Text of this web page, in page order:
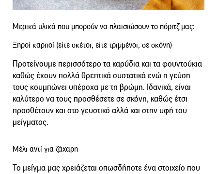
Μερικά υλικά που μπορούν να πλαισιώσουν το πόριτζ μας:
Ξηροί καρποί (είτε σκέτοι, είτε τριμμένοι, σε σκόνη)
Προτείνουμε περισσότερο τα καρύδια και τα φουντούκια
καθώς έχουν πολλά θρεπτικά συστατικά ενώ η γεύση
τους κουμπώνει υπέροχα με τη βρώμη. Ιδανικά, είναι
καλύτερο να τους προσθέσετε σε σκόνη, καθώς έτσι
προσθέτουν και στο γευστικό αλλά και στην υφή του
μείγματος.
Μέλι αντί για ζάχαρη
Το μείγμα μας χρειάζεται οπωσδήποτε ένα στοιχείο που